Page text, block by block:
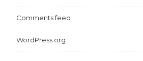
Comments feed
WordPress.org